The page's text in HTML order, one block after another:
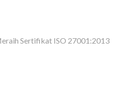
Sertifikat ISO 27001:2013